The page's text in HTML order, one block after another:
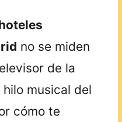
no se miden
de la
musical del
cómo te